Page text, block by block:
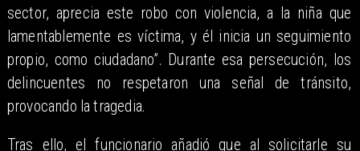
sector, aprecia este robo con violencia, a la niña que
lamentablemente es víctima, y él inicia un seguimiento
propio, como ciudadano”. Durante esa persecución, los
delincuentes no respetaron una señal de tránsito,
provocando la tragedia.
Tras ello, el funcionario añadió que al solicitarle su